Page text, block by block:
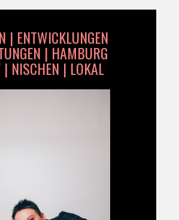
| ENTWICKLUNGEN
| HAMBURG
| NISCHEN | LOKAL